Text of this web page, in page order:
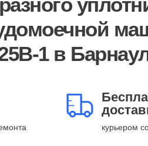
1 в
курьером